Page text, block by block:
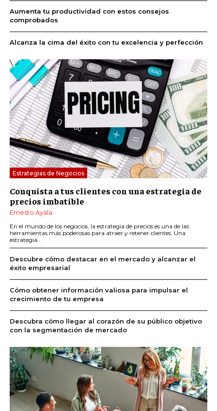
Aumenta tu productividad con estos consejos
comprobados
Alcanza la cima del éxito con tu excelencia y perfección
Estrategias de Negocios
Conquista a tus clientes con una estrategia de
precios imbatible
Ernesto Ayala
En el mundo de los negocios, la estrategia de precios es una de las
herramientas más poderosas para atraer y retener clientes. Una
estrategia...
Descubre cómo destacar en el mercado y alcanzar el
éxito empresarial
Cómo obtener información valiosa para impulsar el
crecimiento de tu empresa
Descubra cómo llegar al corazón de su público objetivo
con la segmentación de mercado